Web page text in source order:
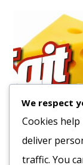
Fagy. Pan.
10x450gr.
We respect
Cookies
deliver
traffic. You